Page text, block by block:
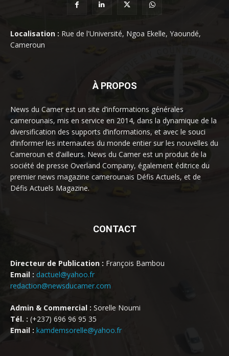
Localisation : Rue de l'Université, Ngoa Ekelle, Yaoundé,
Cameroun
À PROPOS
News du Camer est un site d’informations générales
camerounais, mis en service en 2014, dans la dynamique de la
diversification des supports d’informations, et avec le souci
d’informer les internautes du monde entier sur les nouvelles du
Cameroun et d’ailleurs. News du Camer est un produit de la
société de presse Overland Company, également éditrice du
premier news magazine camerounais Défis Actuels, et de
Défis Actuels Magazine.
CONTACT
Directeur de Publication : François Bambou
Email : dactuel@yahoo.fr
redaction@newsducamer.com
Admin & Commercial : Sorelle Noumi
Tél. : (+237) 696 96 95 35
Email : kamdemsorelle@yahoo.fr